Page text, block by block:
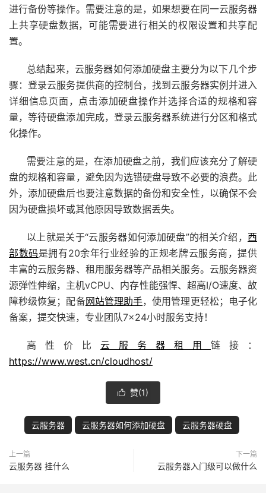
进行备份等操作。需要注意的是，如果想要在同一云服务器
上共享硬盘数据，可能需要进行相关的权限设置和共享配
置。
总结起来，云服务器如何添加硬盘主要分为以下几个步
骤：登录云服务提供商的控制台，找到云服务器实例并进入
详细信息页面，点击添加硬盘操作并选择合适的规格和容
量，等待硬盘添加完成，登录云服务器系统进行分区和格式
化操作。
需要注意的是，在添加硬盘之前，我们应该充分了解硬
盘的规格和容量，避免因为选错硬盘导致不必要的浪费。此
外，添加硬盘后也要注意数据的备份和安全性，以确保不会
因为硬盘损坏或其他原因导致数据丢失。
以上就是关于“云服务器如何添加硬盘”的相关介绍， 西
部数码是拥有20余年行业经验的正规老牌云服务商 ，提供
丰富的云服务器、租用服务器等产品相关服务。云服务器资
源弹性伸缩，主机vCPU、内存性能强悍、超高I/O速度、故
障秒级恢复；配备网站管理助手，使用管理更轻松；电子化
备案，提交快速，专业团队7×24小时服务支持！
高性价比 云服务器租用 链接：
https://www.west.cn/cloudhost/
 赞(1)
云服务器 云服务器如何添加硬盘 云服务器硬盘
上一篇
云服务器 挂什么
下一篇
云服务器入门级可以做什么